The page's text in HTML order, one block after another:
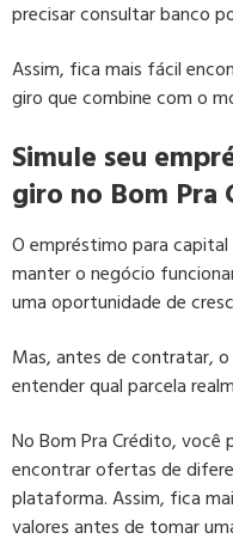
precisar consultar banco
Assim, fica mais fácil
giro que combine com o
Simule seu
giro no Bom Pra
O empréstimo para
manter o negócio
uma oportunidade de
Mas, antes de contratar,
entender qual parcela
No Bom Pra Crédito, você
encontrar ofertas de
plataforma. Assim, fica
valores antes de tomar